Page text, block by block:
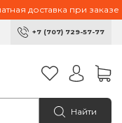
доставка при заказе
+7 (707) 729-57-77
Найти